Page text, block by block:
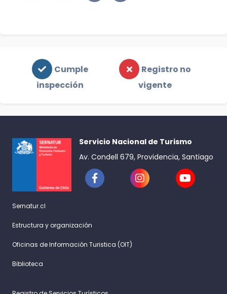
Cumple
inspección
Registro no
vigente
Servicio Nacional de Turismo
Av. Condell 679, Providencia, Santiago
Sernatur.cl
Estructura y organización
Oficinas de Información Turistica (OIT)
Biblioteca